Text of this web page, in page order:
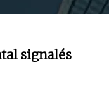
signalés